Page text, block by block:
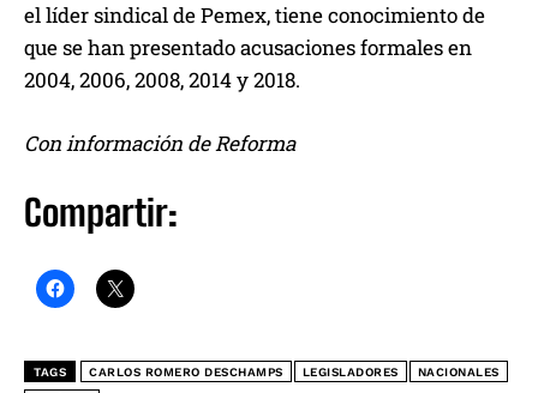
el líder sindical de Pemex, tiene conocimiento de
que se han presentado acusaciones formales en
2004, 2006, 2008, 2014 y 2018.
Con información de Reforma
Compartir:
TAGS CARLOS ROMERO DESCHAMPS LEGISLADORES NACIONALES